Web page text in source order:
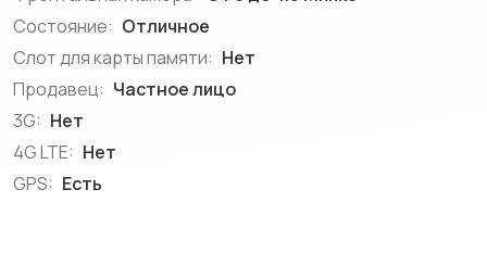
Состояние: Отличное
Слот для карты памяти: Нет
Продавец: Частное лицо
3G: Нет
4G LTE: Нет
GPS: Есть